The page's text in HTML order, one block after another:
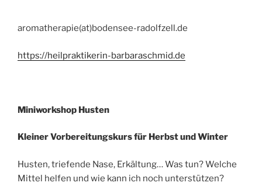
aromatherapie(at)bodensee-radolfzell.de
https://heilpraktikerin-barbaraschmid.de
Miniworkshop Husten
Kleiner Vorbereitungskurs für Herbst und Winter
Husten, triefende Nase, Erkältung… Was tun? Welche
Mittel helfen und wie kann ich noch unterstützen?